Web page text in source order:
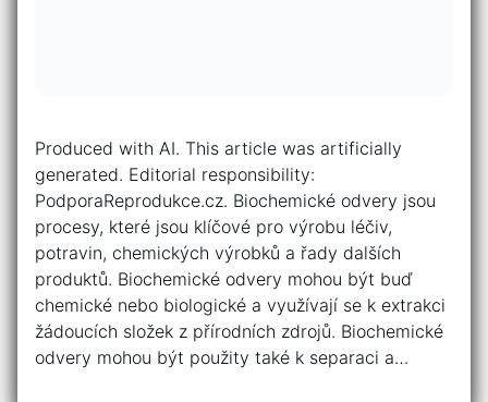
Produced with AI. This article was artificially
generated. Editorial responsibility:
PodporaReprodukce.cz. Biochemické odvery jsou
procesy, které jsou klíčové pro výrobu léčiv,
potravin, chemických výrobků a řady dalších
produktů. Biochemické odvery mohou být buď
chemické nebo biologické a využívají se k extrakci
žádoucích složek z přírodních zdrojů. Biochemické
odvery mohou být použity také k separaci a…